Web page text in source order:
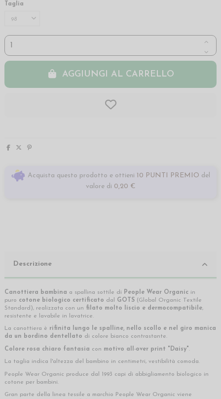
Taglia
AGGIUNGI AL CARRELLO
Acquista questo prodotto e ottieni 10 PUNTI PREMIO del
valore di 0,20 €
Descrizione
Canottiera bambina a spallina sottile di People Wear Organic in
puro cotone biologico certificato dal GOTS (Global Organic Textile
Standard), realizzata con un filato molto liscio e dermocompatibile,
resistente e lavabile in lavatrice.
La canottiera è rifinita lungo le spalline, nello scollo e nel giro manica
da un bordino dentellato di colore bianco contrastante.
Colore rosa chiaro fantasia con motivo all-over print "Daisy".
La taglia indica l'altezza del bambino in centimetri, vestibilità comoda.
People Wear Organic produce dal 1993 capi di abbigliamento biologico in
cotone per bambini.
Gran parte della linea tessile a marchio People Wear Organic viene